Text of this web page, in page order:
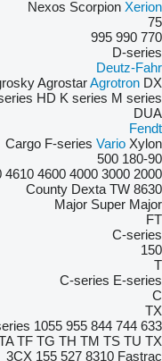
Nexos Scorpion Xerion
75
770
990
995
D-series
Deutz-Fahr
AgrostarAgrotron DX
HD K series M series
DUA
Fendt
Cargo F-series Vario Xylon
180-90
500
2000
3000
4000
4600
4610
8630
County Dexta TW
Major Super Major
FT
C-series
150
T
C-series E-series
C
TX
633
744
844
955
1055
TF TG TH TM TS TU TX
3CX 155 527 8310 Fastrac